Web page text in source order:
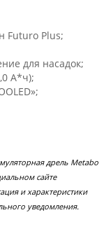
Futuro Plus;
для насадок;
А*ч);
дрель Metabo
сайте
и характеристики
уведомления.